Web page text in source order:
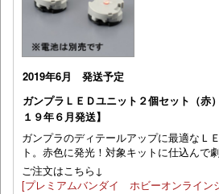
2019年6月 発送予定
ガンプラＬＥＤユニット２個セット（赤
１９年６月発送】
ガンプラのディテールアップに最適なＬ
ト。赤色に発光！対象キットに仕込んで
ご注文はこちら↓
[プレミアムバンダイ ホビーオンライン